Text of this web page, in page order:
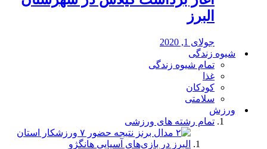
البرز
جولای 1, 2020
شیوه زندگی
تمام شیوه زندگی
غذا
کودکان
سلامتی
ورزش
تمام رشته های ورزشی